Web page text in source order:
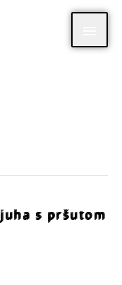
s pršutom